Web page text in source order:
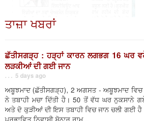
ਤਾਜ਼ਾ ਖਬਰਾਂ
ਛੱਤੀਸਗੜ੍ਹ : ਹੜ੍ਹਾਂ ਕਾਰਨ ਲਗਭਗ 16 ਘਰ
ਲੜਕੀਆਂ ਦੀ ਗਈ ਜਾਨ
. . . 5 days ago
ਅਬੂਝਮਾਦ (ਛੱਤੀਸਗੜ੍ਹ), 2 ਅਗਸਤ - ਅਬੂਝਮਾਦ ਵਿਚ
ਨੇ ਤਬਾਹੀ ਮਚਾ ਦਿੱਤੀ ਹੈ। 50 ਤੋਂ ਵੱਧ ਘਰ ਨੁਕਸਾਨੇ
ਅਤੇ ਦੋ ਕੁੜੀਆਂ ਦੀ ਇਸ ਤਬਾਹੀ ਵਿਚ ਜਾਨ ਚਲੀ ਗਈ
ਪ੍ਰਭਾਵਿਤ ਨਿਵਾਸੀ ਸੋਨਾਰੂ ਰਾਮ...